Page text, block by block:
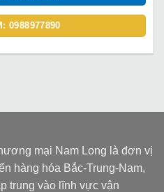
0988977890
mại Nam Long là đơn vị
hàng hóa Bắc-Trung-Nam,
trung vào lĩnh vực vận